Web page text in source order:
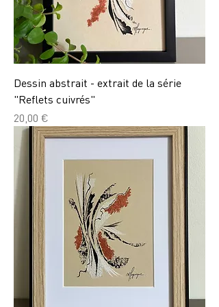
Dessin abstrait - extrait de la série
"Reflets cuivrés"
Prix
20,00 €